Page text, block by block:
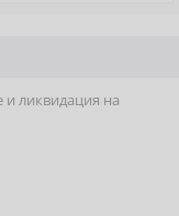
ликвидация на